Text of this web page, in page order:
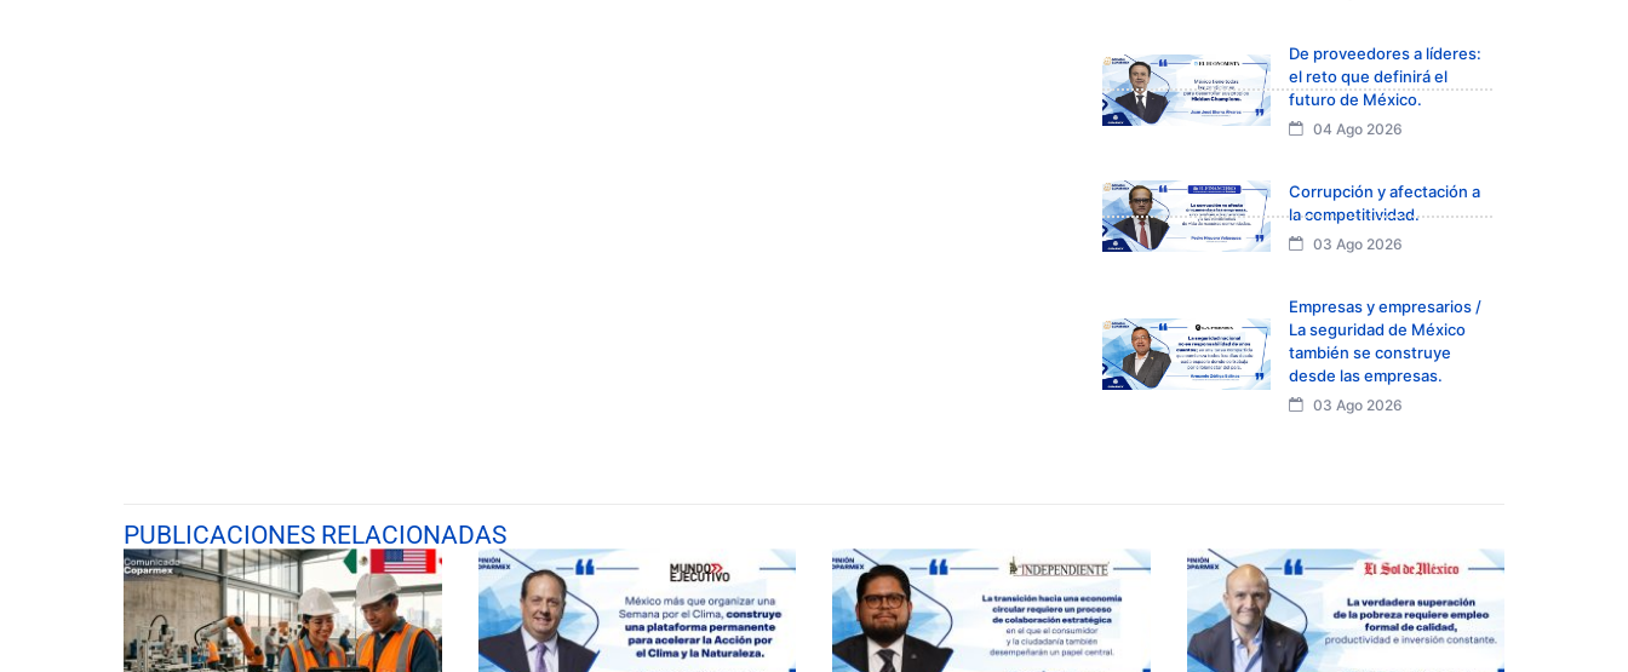
De proveedores a líderes:
el reto que definirá el
futuro de México.
04 Ago 2026
Corrupción y afectación a
la competitividad.
03 Ago 2026
Empresas y empresarios /
La seguridad de México
también se construye
desde las empresas.
03 Ago 2026
PUBLICACIONES RELACIONADAS